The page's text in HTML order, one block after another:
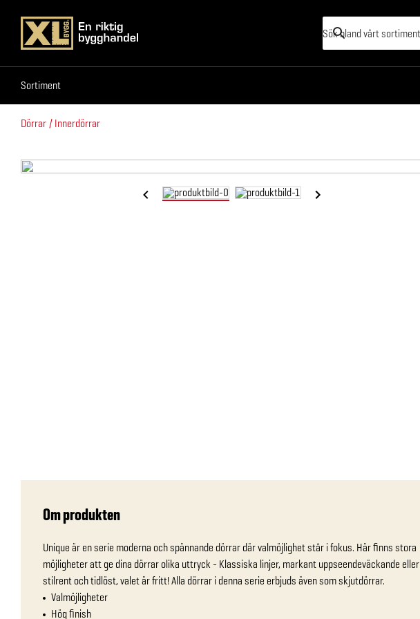
Sortiment
Sortiment
Dörrar Innerdörrar
Om produkten
Unique är en serie moderna och spännande dörrar där valmöjlighet står i fokus. Här finns stora
möjligheter att ge dina dörrar olika uttryck - Klassiska linjer, markant uppseendeväckande eller
stilrent och tidlöst, valet är fritt! Alla dörrar i denna serie erbjuds även som skjutdörrar.
Valmöjligheter
Hög finish